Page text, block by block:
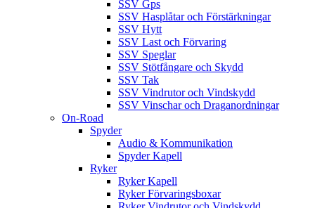
SSV Gps
SSV Hasplåtar och Förstärkningar
SSV Hytt
SSV Last och Förvaring
SSV Speglar
SSV Stötfångare och Skydd
SSV Tak
SSV Vindrutor och Vindskydd
SSV Vinschar och Draganordningar
On-Road
Spyder
Audio & Kommunikation
Spyder Kapell
Ryker
Ryker Kapell
Ryker Förvaringsboxar